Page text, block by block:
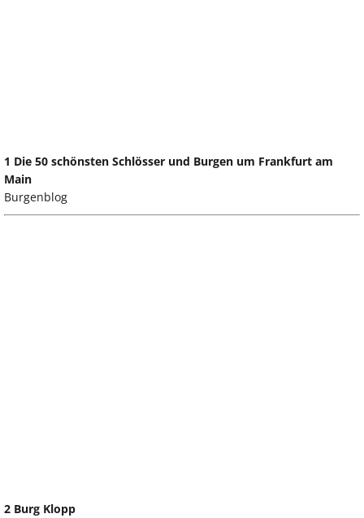
1 Die 50 schönsten Schlösser und Burgen um Frankfurt am
Main
Burgenblog
2 Burg Klopp